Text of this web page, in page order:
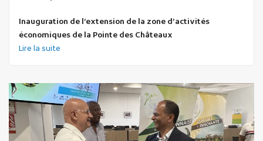
Inauguration de l’extension de la zone d’activités
économiques de la Pointe des Châteaux
Lire la suite